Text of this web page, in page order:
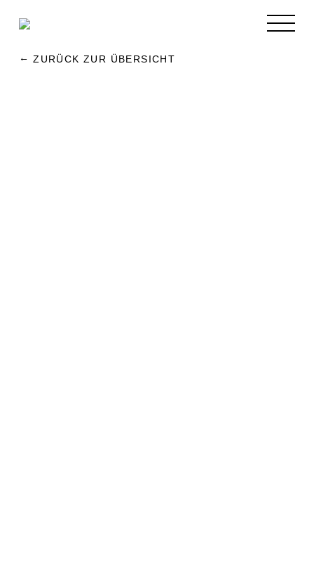
ZURÜCK ZUR ÜBERSICHT